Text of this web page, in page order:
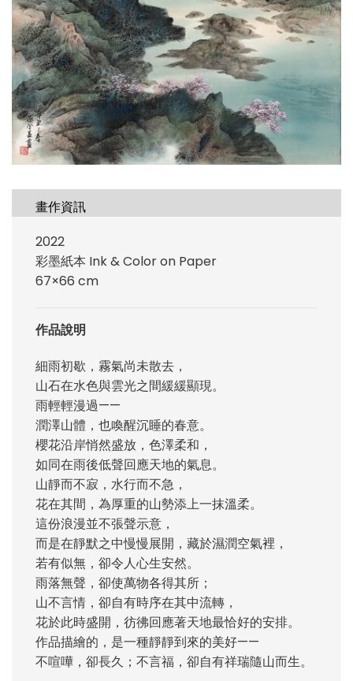
畫作資訊
2022
彩墨紙本 Ink & Color on Paper
67×66 cm
作品說明
細雨初歇，霧氣尚未散去，
山石在水色與雲光之間緩緩顯現。
雨輕輕漫過——
潤澤山體，也喚醒沉睡的春意。
櫻花沿岸悄然盛放，色澤柔和，
如同在雨後低聲回應天地的氣息。
山靜而不寂，水行而不急，
花在其間，為厚重的山勢添上一抹溫柔。
這份浪漫並不張聲示意，
而是在靜默之中慢慢展開，藏於濕潤空氣裡，
若有似無，卻令人心生安然。
雨落無聲，卻使萬物各得其所；
山不言情，卻自有時序在其中流轉，
花於此時盛開，彷彿回應著天地最恰好的安排。
作品描繪的，是一種靜靜到來的美好——
不喧嘩，卻長久；不言福，卻自有祥瑞隨山而生。